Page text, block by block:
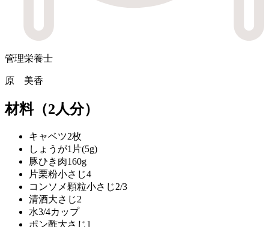
管理栄養士
原 美香
材料（2人分）
キャベツ2枚
しょうが1片(5g)
豚ひき肉160g
片栗粉小さじ4
コンソメ顆粒小さじ2/3
清酒大さじ2
水3/4カップ
ポン酢大さじ1